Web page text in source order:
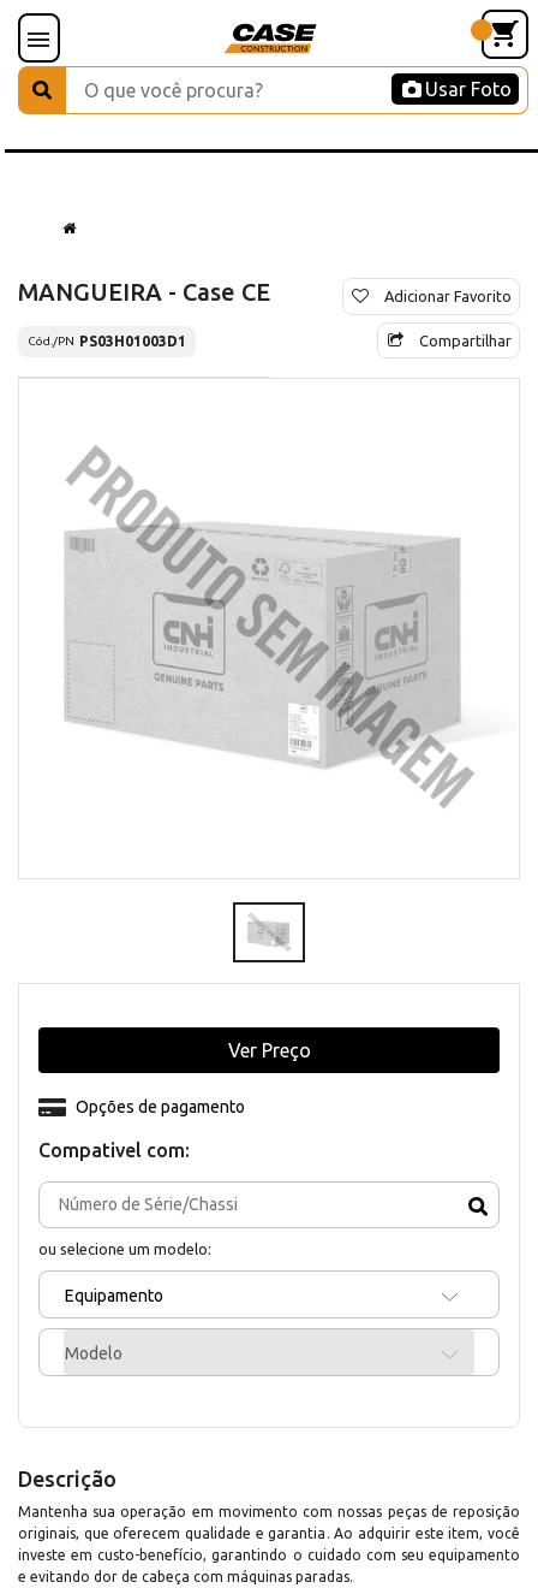
Usar Foto
MANGUEIRA - Case CE
Cód./PN PS03H01003D1
Adicionar Favorito
Compartilhar
Compativel com:
ou selecione um modelo:
Equipamento
Modelo
Opções de pagamento
Ver Preço
Descrição
Mantenha sua operação em movimento com nossas peças de reposição
originais, que oferecem qualidade e garantia. Ao adquirir este item, você
investe em custo-benefício, garantindo o cuidado com seu equipamento
e evitando dor de cabeça com máquinas paradas.